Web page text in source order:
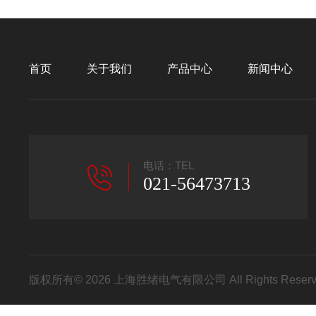
首页 关于我们 产品中心 新闻中心
电话：TEL
021-56473713
版权所有© 2026 上海胜绪电气有限公司 All Rights